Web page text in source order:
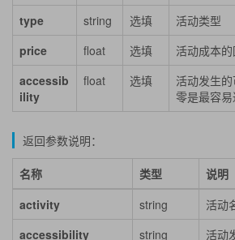
type string 选填
活动类型
price
float 选填
活动成本
accessib
ility
float 选填
活动发生
零是最容
返回参数说明：
名称 类型
说明
activity
string
活动
accessibility
string
活动